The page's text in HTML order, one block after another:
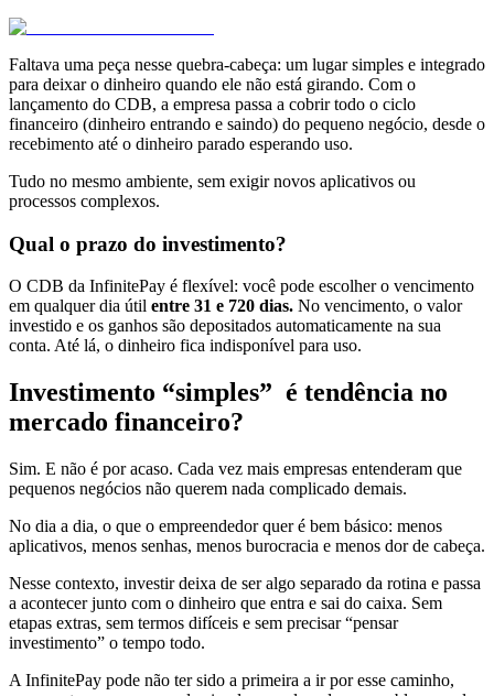
Faltava uma peça nesse quebra-cabeça: um lugar simples e integrado
para deixar o dinheiro quando ele não está girando. Com o
lançamento do CDB, a empresa passa a cobrir todo o ciclo
financeiro (dinheiro entrando e saindo) do pequeno negócio, desde o
recebimento até o dinheiro parado esperando uso.
Tudo no mesmo ambiente, sem exigir novos aplicativos ou
processos complexos.
Qual o prazo do investimento?
O CDB da InfinitePay é flexível: você pode escolher o vencimento
em qualquer dia útil entre 31 e 720 dias. No vencimento, o valor
investido e os ganhos são depositados automaticamente na sua
conta. Até lá, o dinheiro fica indisponível para uso.
Investimento “simples” é tendência no
mercado financeiro?
Sim. E não é por acaso. Cada vez mais empresas entenderam que
pequenos negócios não querem nada complicado demais.
No dia a dia, o que o empreendedor quer é bem básico: menos
aplicativos, menos senhas, menos burocracia e menos dor de cabeça.
Nesse contexto, investir deixa de ser algo separado da rotina e passa
a acontecer junto com o dinheiro que entra e sai do caixa. Sem
etapas extras, sem termos difíceis e sem precisar “pensar
investimento” o tempo todo.
A InfinitePay pode não ter sido a primeira a ir por esse caminho,